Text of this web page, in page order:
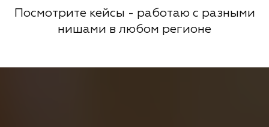
Посмотрите кейсы - работаю с разными
нишами в любом регионе